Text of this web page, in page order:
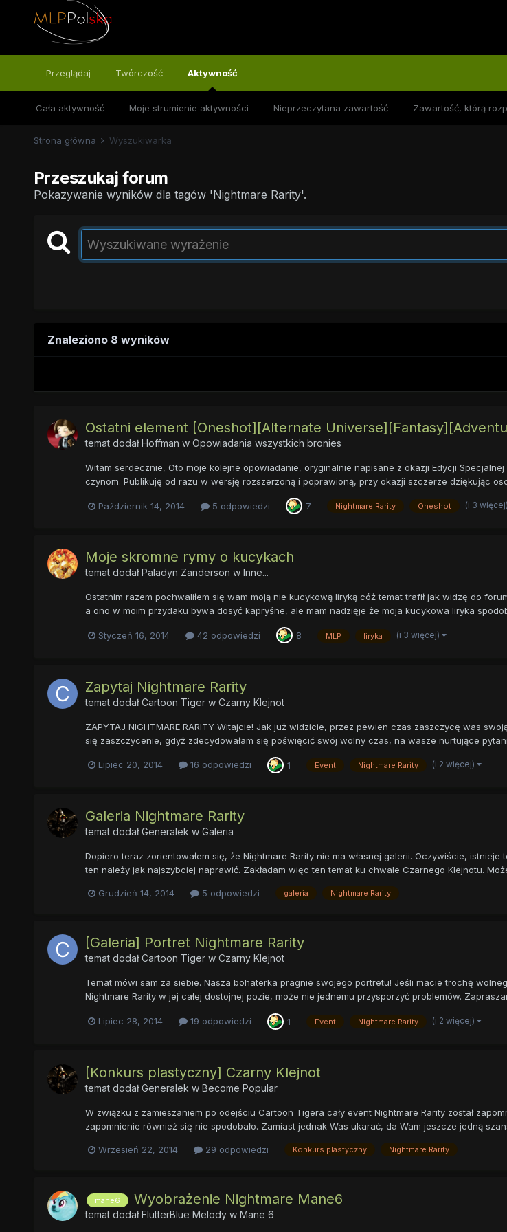
Przeglądaj Twórczość Aktywność
Cała aktywność Moje strumienie aktywności Nieprzeczytana zawartość Zawartość, którą
Strona główna Wyszukiwarka
Przeszukaj forum
Pokazywanie wyników dla tagów 'Nightmare Rarity'.
Znaleziono 8 wyników
Ostatni element [Oneshot][Alternate
temat dodałHoffman w Opowiadania wszystkich bronies
Witam serdecznie, Oto moje kolejne opowiadanie, oryginalnie napisane z okazji Edycji
czynom. Publikuję od razu w wersję rozszerzoną i poprawioną, przy okazji szczerze dziękując
Październik 14, 2014 5 odpowiedzi 7 Nightmare Rarity Oneshot (i 3 więcej)
Moje skromne rymy o kucykach
temat dodałPaladyn Zanderson w Inne...
Ostatnim razem pochwaliłem się wam moją nie kucykową liryką cóż temat trafił jak widzę do
a ono w moim przydaku bywa dosyć kapryśne, ale mam nadzięje że moja kucykowa liryka
Styczeń 16, 2014 42 odpowiedzi 8 MLP liryka (i 3 więcej)
Zapytaj Nightmare Rarity
temat dodałCartoon Tigerw Czarny Klejnot
ZAPYTAJ NIGHTMARE RARITY Witajcie! Jak już widzicie, przez pewien czas zaszczycę was
się zaszczycenie, gdyż zdecydowałam się poświęcić swój wolny czas, na wasze nurtujące
Lipiec 20, 2014 16 odpowiedzi 1 Event Nightmare Rarity (i 2 więcej)
Galeria Nightmare Rarity
temat dodałGeneralek w Galeria
Dopiero teraz zorientowałem się, że Nightmare Rarity nie ma własnej galerii. Oczywiście,
ten należy jak najszybciej naprawić. Zakładam więc ten temat ku chwale Czarnego Klejnotu.
Grudzień 14, 2014 5 odpowiedzi galeria Nightmare Rarity
[Galeria] Portret Nightmare Rarity
temat dodałCartoon Tigerw Czarny Klejnot
Temat mówi sam za siebie. Nasza bohaterka pragnie swojego portretu! Jeśli macie trochę
Nightmare Rarity w jej całej dostojnej pozie, może nie jednemu przysporzyć problemów.
Lipiec 28, 2014 19 odpowiedzi 1 Event Nightmare Rarity (i 2 więcej)
[Konkurs plastyczny] Czarny Klejnot
temat dodałGeneralek w Become Popular
W związku z zamieszaniem po odejściu Cartoon Tigera cały event Nightmare Rarity został
zapomnienie również się nie spodobało. Zamiast jednak Was ukarać, da Wam jeszcze jedną
Wrzesień 22, 2014 29 odpowiedzi Konkurs plastyczny Nightmare Rarity
mane6 Wyobrażenie Nightmare Mane6
temat dodałFlutterBlue Melodyw Mane 6